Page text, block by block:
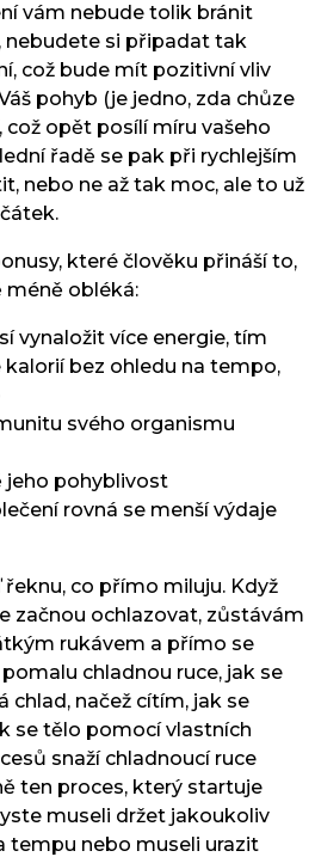
vám nebude tolik bránit
nebudete si připadat tak
což bude mít pozitivní vliv
pohyb (je jedno, zda chůze
což opět posílí míru vašeho
řadě se pak při rychlejším
nebo ne až tak moc, ale to už
které člověku přináší to,
méně obléká:
vynaložit více energie, tím
bez ohledu na tempo,
svého organismu
jeho pohyblivost
rovná se menší výdaje
co přímo miluju. Když
začnou ochlazovat, zůstávám
rukávem a přímo se
chladnou ruce, jak se
chlad, načež cítím, jak se
se tělo pomocí vlastních
snaží chladnoucí ruce
ten proces, který startuje
museli držet jakoukoliv
tempu nebo museli urazit